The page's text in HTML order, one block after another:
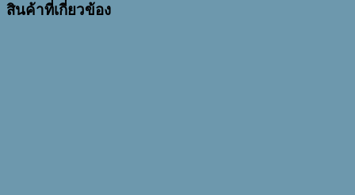
สินค้าที่เกี่ยวข้อง